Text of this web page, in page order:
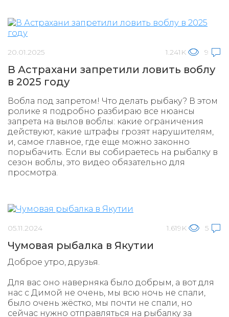
20.01.2025 1.241K 9
В Астрахани запретили ловить воблу
в 2025 году
Вобла под запретом! Что делать рыбаку? В этом
ролике я подробно разбираю все нюансы
запрета на вылов воблы: какие ограничения
действуют, какие штрафы грозят нарушителям,
и, самое главное, где еще можно законно
порыбачить. Если вы собираетесь на рыбалку в
сезон воблы, это видео обязательно для
просмотра.
05.11.2024 1.619K 5
Чумовая рыбалка в Якутии
Доброе утро, друзья.
Для вас оно наверняка было добрым, а вот для
нас с Димой не очень, мы всю ночь не спали,
было очень жёстко, мы почти не спали, но
сейчас нужно отправляться на рыбалку за